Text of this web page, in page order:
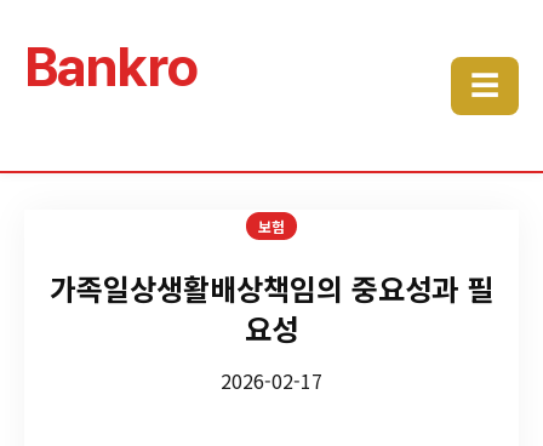
Bankro ☰
보험
가족일상생활배상책임의 중요성과 필
요성
2026-02-17